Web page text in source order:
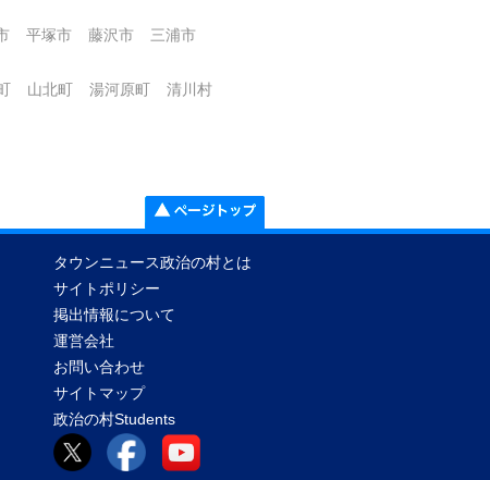
平塚市 藤沢市
三浦市
山北町 湯河原町
清川村
タウンニュース政治の村とは
サイトポリシー
掲出情報について
運営会社
お問い合わせ
サイトマップ
政治の村Students